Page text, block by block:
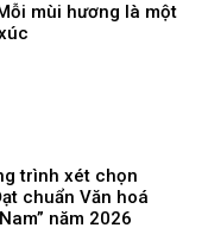
mùi hương là một
trình xét chọn
chuẩn Văn hoá
năm 2026